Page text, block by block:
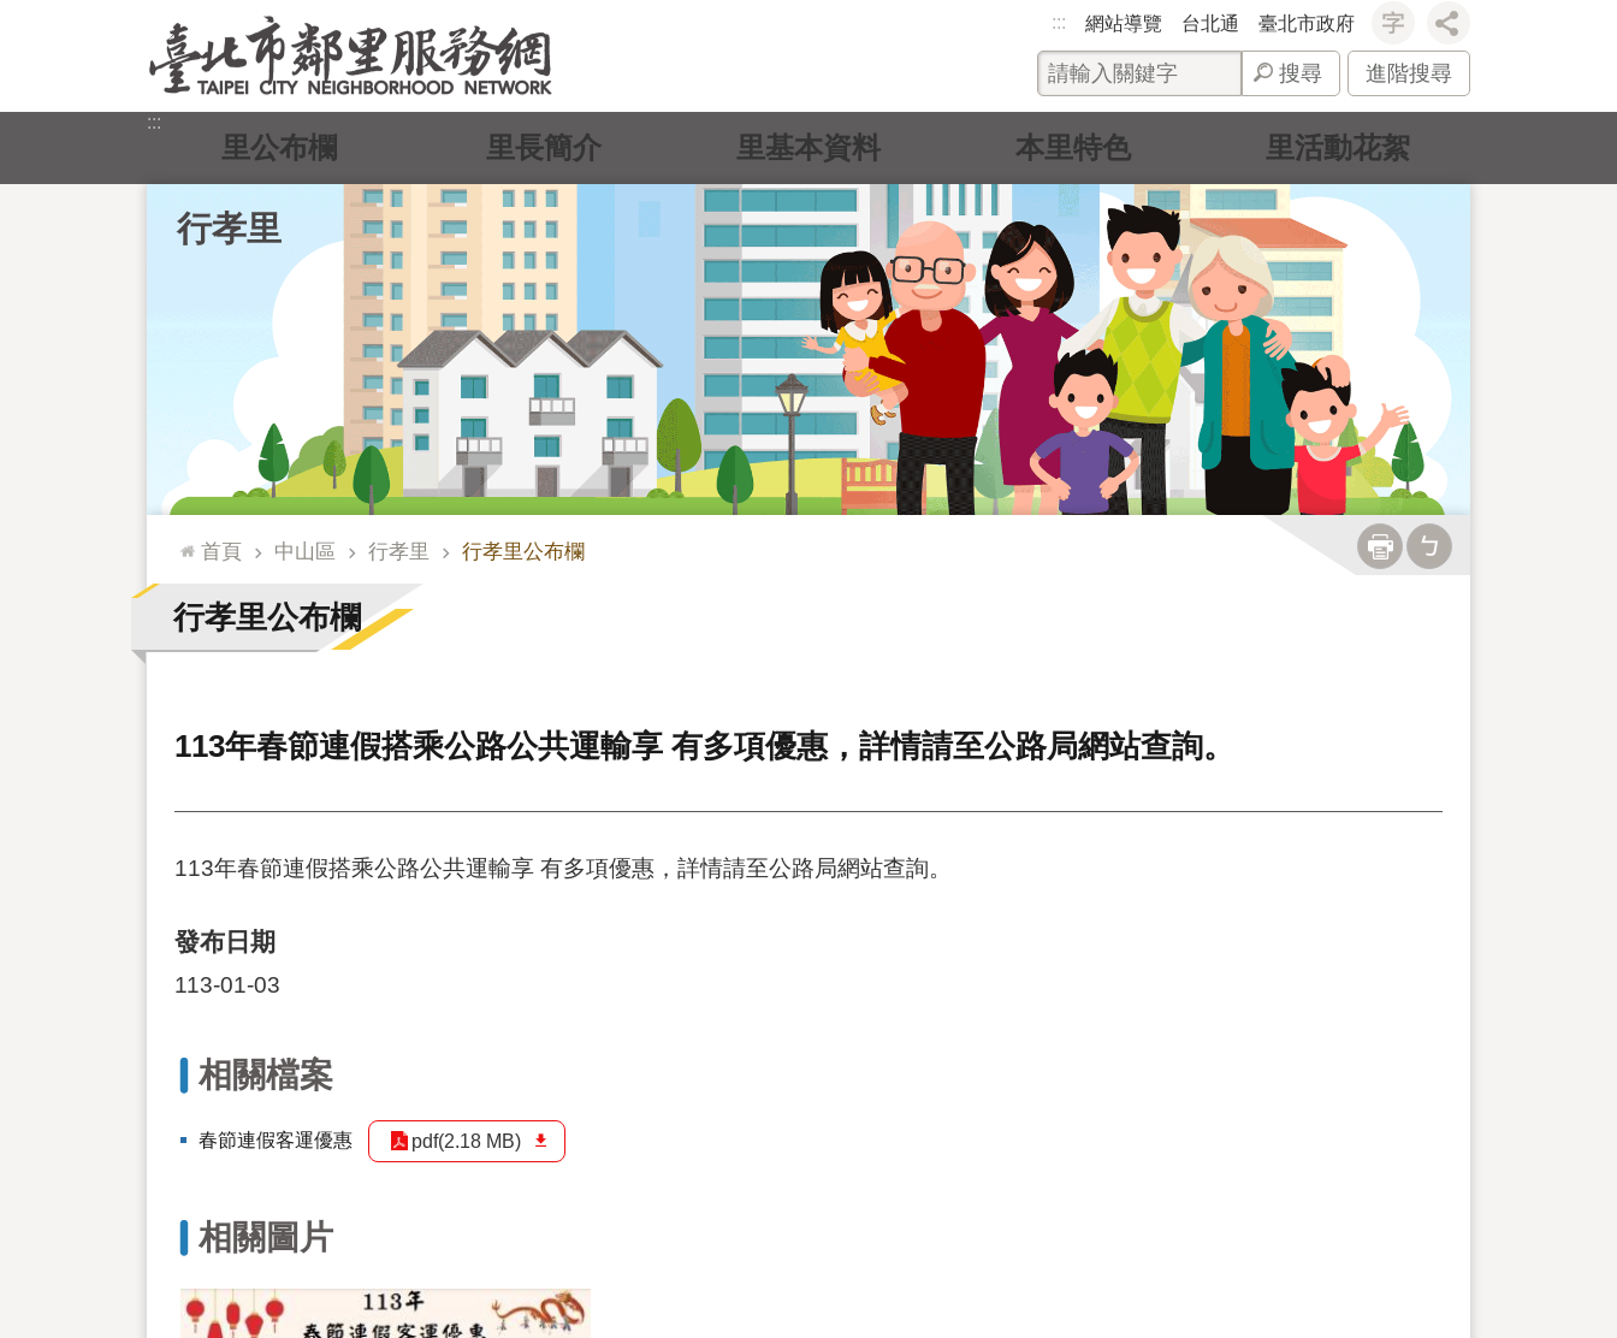
::: 網站導覽 台北通 臺北市政府
搜尋 進階搜尋
:::
行孝里
里公布欄 里長簡介 里基本資料 本里特色 里活動花絮
::: 首頁 中山區 行孝里 行孝里公布欄
行孝里公布欄
113年春節連假搭乘公路公共運輸享 有多項優惠，詳情請至公路局網站查詢。
113年春節連假搭乘公路公共運輸享 有多項優惠，詳情請至公路局網站查詢。
發布日期
113-01-03
相關檔案
春節連假客運優惠 pdf(2.18 MB)
相關圖片